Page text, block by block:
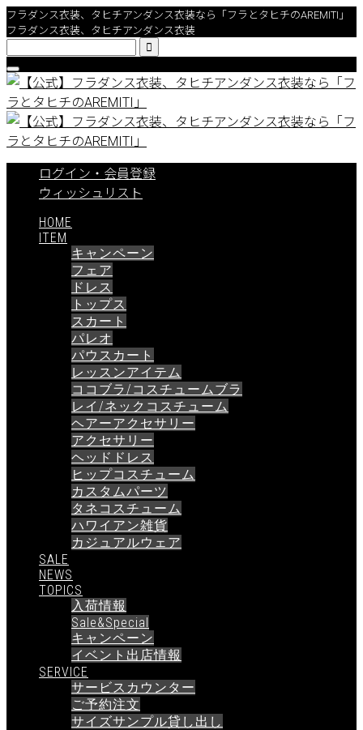
フラダンス衣装、タヒチアンダンス衣装なら「フラとタヒチのAREMITI」
フラダンス衣装、タヒチアンダンス衣装

ログイン・会員登録
ウィッシュリスト
HOME
ITEM
キャンペーン
フェア
ドレス
トップス
スカート
パレオ
パウスカート
レッスンアイテム
ココブラ/コスチュームブラ
レイ/ネックコスチューム
ヘアーアクセサリー
アクセサリー
ヘッドドレス
ヒップコスチューム
カスタムパーツ
タネコスチューム
ハワイアン雑貨
カジュアルウェア
SALE
NEWS
TOPICS
入荷情報
Sale&Special
キャンペーン
イベント出店情報
SERVICE
サービスカウンター
ご予約注文
サイズサンプル貸し出し